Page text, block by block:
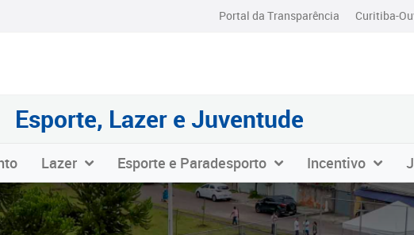
Portal da Transparência Curitiba-
Esporte, Lazer e Juventude
Lazer Esporte e Paradesporto Incentivo